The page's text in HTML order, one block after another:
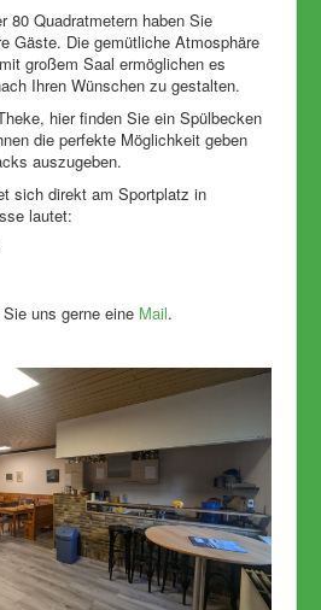
80 Quadratmetern haben Sie
Gäste. Die gemütliche Atmosphäre
großem Saal ermöglichen es
Ihren Wünschen zu gestalten.
hier finden Sie ein Spülbecken
die perfekte Möglichkeit geben
auszugeben.
sich direkt am Sportplatz in
lautet:
uns gerne eine Mail.